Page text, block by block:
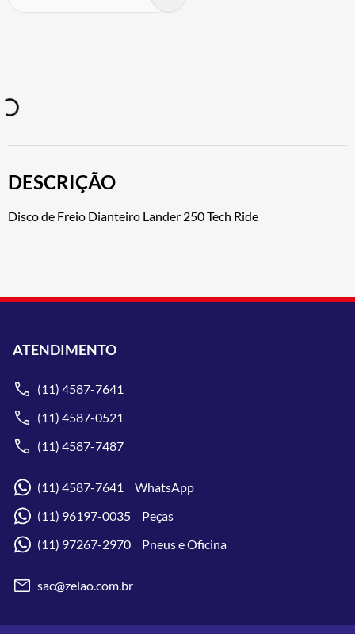
DESCRIÇÃO
Disco de Freio Dianteiro Lander 250 Tech Ride
ATENDIMENTO
(11) 4587-7641
(11) 4587-0521
(11) 4587-7487
(11) 4587-7641 WhatsApp
(11) 96197-0035 Peças
(11) 97267-2970 Pneus e Oficina
sac@zelao.com.br